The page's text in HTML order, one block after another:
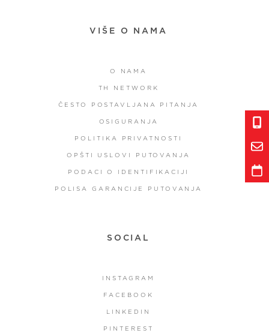
VIŠE O NAMA
O NAMA
TH NETWORK
ČESTO POSTAVLJANA PITANJA
OSIGURANJA
POLITIKA PRIVATNOSTI
OPŠTI USLOVI PUTOVANJA
PODACI O IDENTIFIKACIJI
POLISA GARANCIJE PUTOVANJA
SOCIAL
INSTAGRAM
FACEBOOK
LINKEDIN
PINTEREST